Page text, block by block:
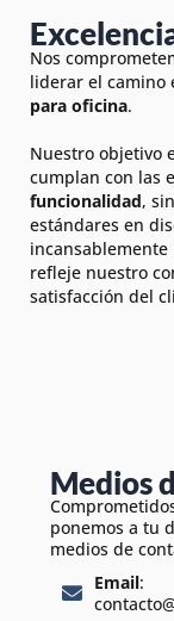
Nos
liderar el camino
para oficina.
Nuestro objetivo
cumplan con las
funcionalidad,
estándares en
refleje nuestro
satisfacción del
Medios
ponemos a tu
medios de
Email: